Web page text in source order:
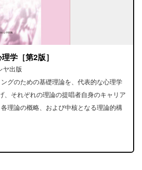
学［第2版］
ヤ出版
グのための基礎理論を、代表的な心理学
、それぞれの理論の提唱者自身のキャリア
理論の概略、および中核となる理論的構